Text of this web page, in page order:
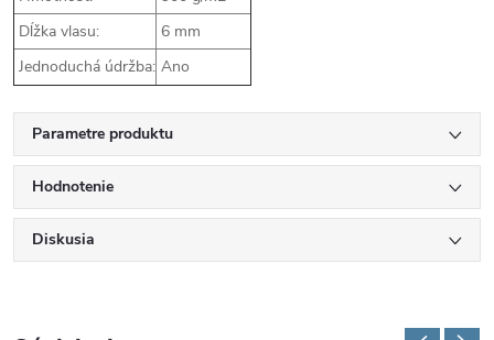
Dĺžka vlasu:
6 mm
Jednoduchá údržba: Ano
Parametre produktu
Hodnotenie
Diskusia